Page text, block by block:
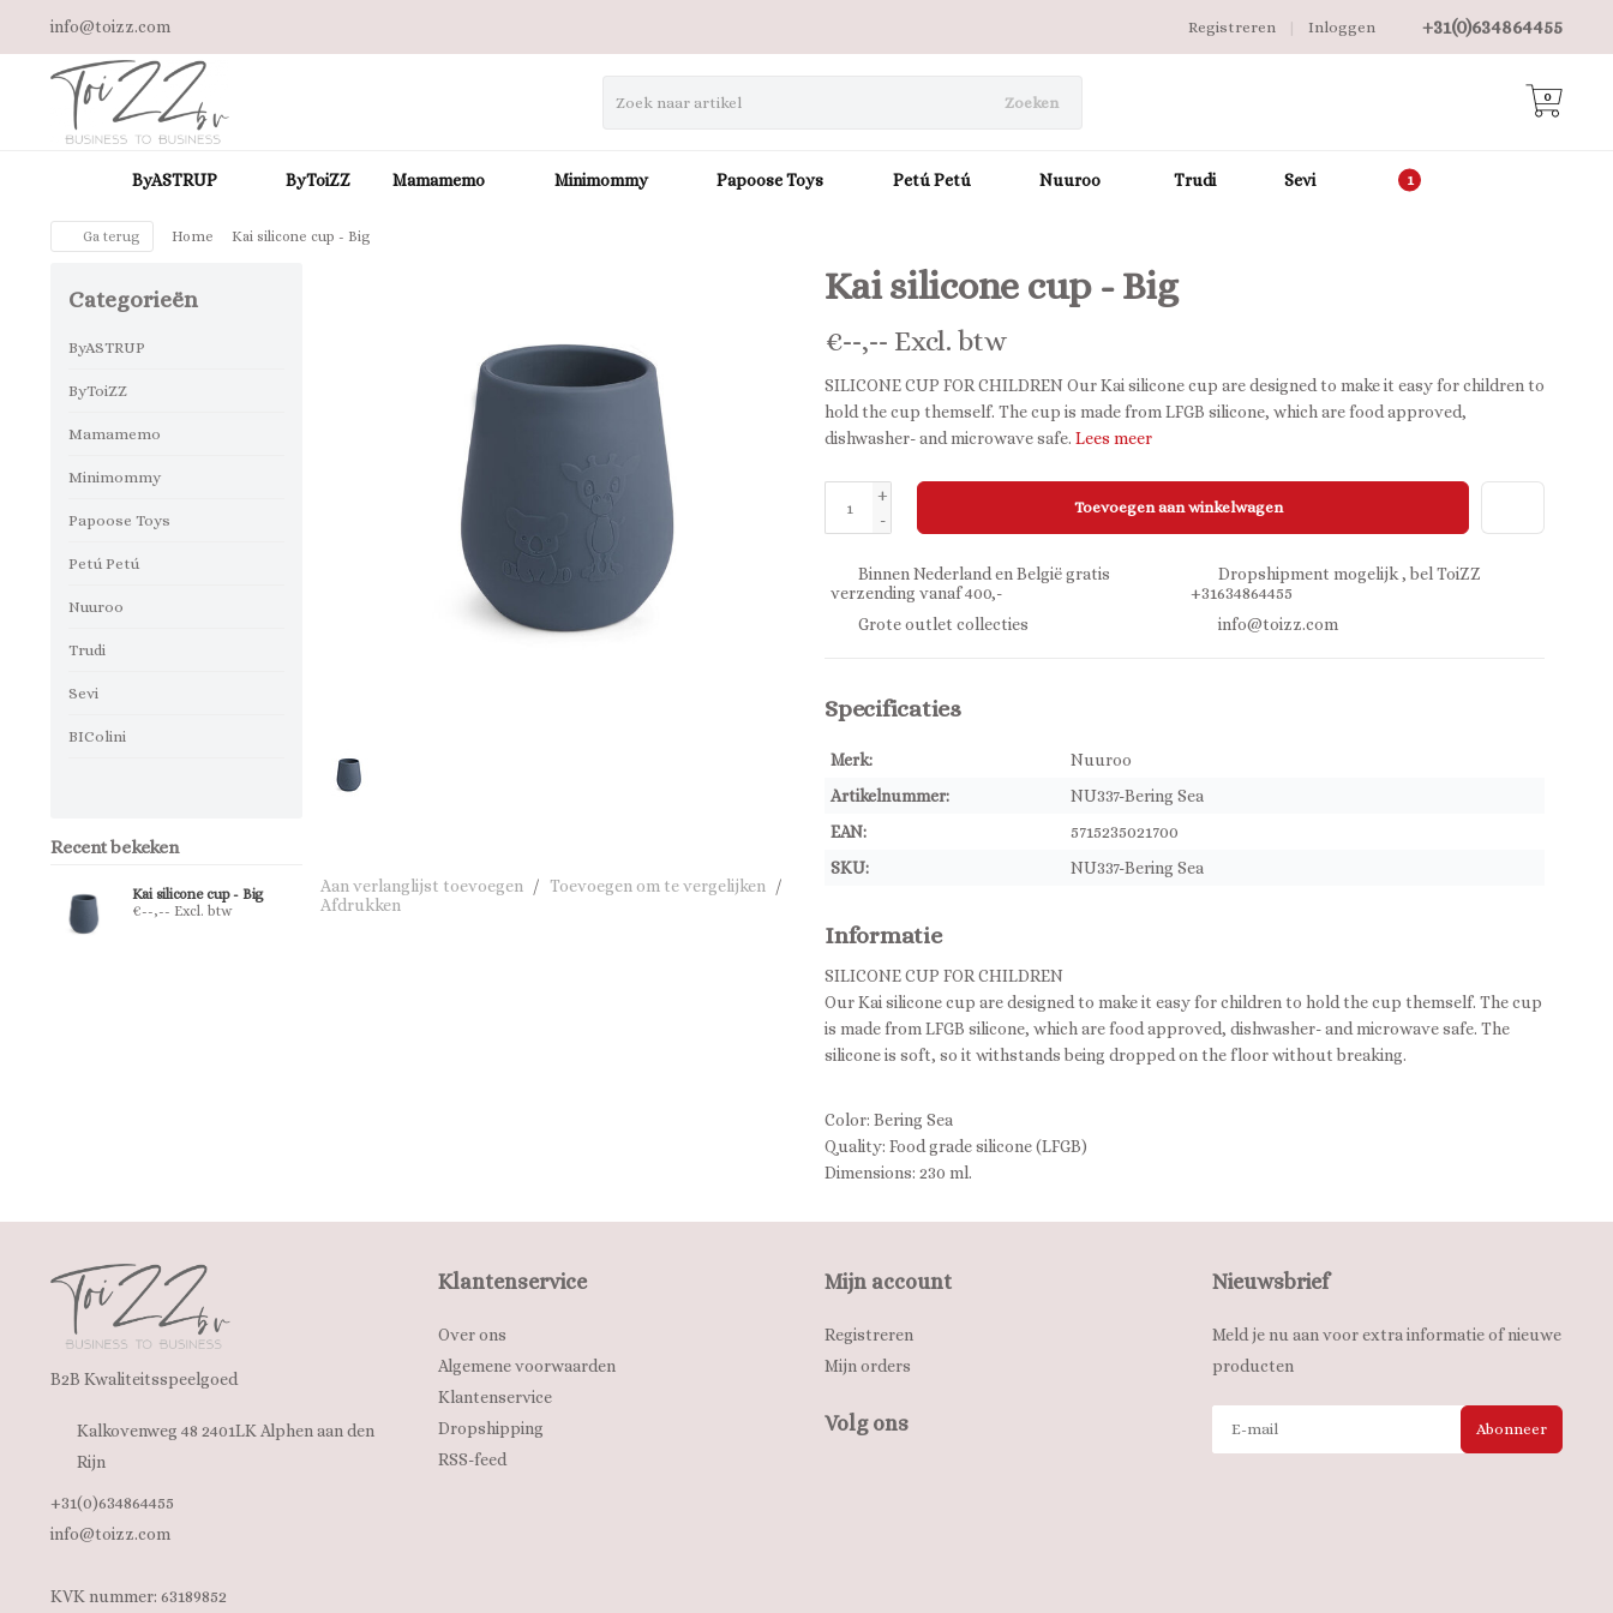
info@toizz.com +31(0)634864455
Inloggen
|
Registreren
Zoeken 0
ByASTRUP ByToiZZ Mamamemo Minimommy Papoose Toys Petú Petú Nuuroo Trudi Sevi
Ga terug Home Kai silicone cup - Big
Categorieën
ByASTRUP
ByToiZZ
Mamamemo
Minimommy
Papoose Toys
Petú Petú
Nuuroo
Trudi
Sevi
BIColini
Recent bekeken
Kai silicone cup - Big
€--,-- Excl. btw
Aan verlanglijst toevoegen / Toevoegen om te vergelijken
/
Afdrukken
Kai silicone cup - Big
€--,-- Excl. btw
SILICONE CUP FOR CHILDREN Our Kai silicone cup are designed to make it easy for children to
hold the cup themself. The cup is made from LFGB silicone, which are food approved,
dishwasher- and microwave safe. Lees meer
+
-
Toevoegen aan winkelwagen
Binnen Nederland en België gratis
verzending vanaf 400,-
Dropshipment mogelijk , bel ToiZZ
+31634864455
Grote outlet collecties
info@toizz.com
Specificaties
Merk:
Nuuroo
Artikelnummer:
NU337-Bering Sea
EAN:
5715235021700
SKU:
NU337-Bering Sea
Informatie
SILICONE CUP FOR CHILDREN
Our Kai silicone cup are designed to make it easy for children to hold the cup themself. The cup
is made from LFGB silicone, which are food approved, dishwasher- and microwave safe. The
silicone is soft, so it withstands being dropped on the floor without breaking.
Color: Bering Sea
Quality: Food grade silicone (LFGB)
Dimensions: 230 ml.
B2B Kwaliteitsspeelgoed
Kalkovenweg 48 2401LK Alphen aan den
Rijn
+31(0)634864455
info@toizz.com
KVK nummer: 63189852
Klantenservice
Over ons
Algemene voorwaarden
Klantenservice
Dropshipping
RSS-feed
Mijn account
Registreren
Mijn orders
Volg ons
Nieuwsbrief
Meld je nu aan voor extra informatie of nieuwe
producten
Abonneer